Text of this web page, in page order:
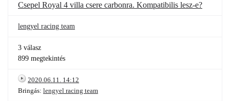
Csepel Royal 4 villa csere carbonra. Kompatibilis lesz-e?
lengyel racing team
3 válasz
899 megtekintés
2020.06.11. 14:12
Bringás: lengyel racing team